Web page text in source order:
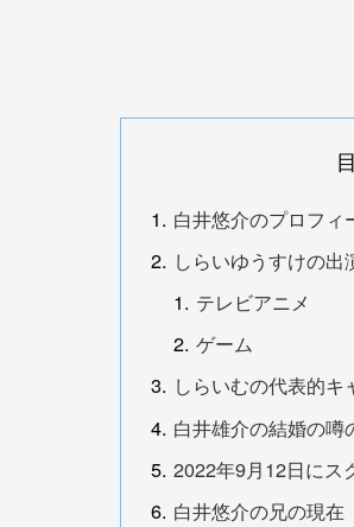
白井悠介のプロフィ
しらいゆうすけの出
テレビアニメ
ゲーム
しらいむの代表的キ
白井雄介の結婚の噂
2022年9月12日にス
白井悠介の兄の現在